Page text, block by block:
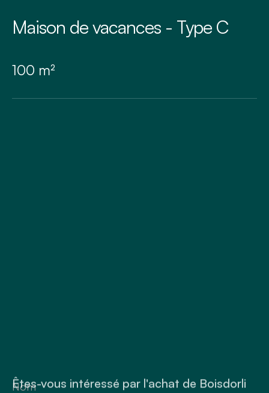
Maison de vacances - Type C
100 m²
Êtes-vous intéressé par l'achat de Boisdorli